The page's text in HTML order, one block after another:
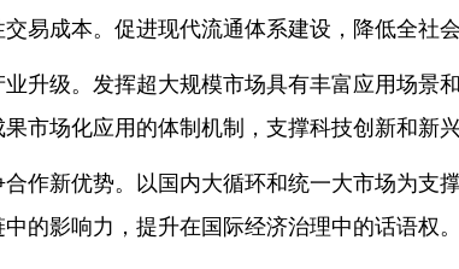
易成本。促进现代流通体系建设，降低全社会
升级。发挥超大规模市场具有丰富应用场景
市场化应用的体制机制，支撑科技创新和新兴
作新优势。以国内大循环和统一大市场为支
的影响力，提升在国际经济治理中的话语权。